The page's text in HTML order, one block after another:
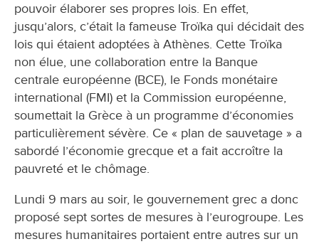
pouvoir élaborer ses propres lois. En effet,
jusqu’alors, c’était la fameuse Troïka qui décidait des
lois qui étaient adoptées à Athènes. Cette Troïka
non élue, une collaboration entre la Banque
centrale européenne (BCE), le Fonds monétaire
international (FMI) et la Commission européenne,
soumettait la Grèce à un programme d’économies
particulièrement sévère. Ce « plan de sauvetage » a
sabordé l’économie grecque et a fait accroître la
pauvreté et le chômage.
Lundi 9 mars au soir, le gouvernement grec a donc
proposé sept sortes de mesures à l’eurogroupe. Les
mesures humanitaires portaient entre autres sur un